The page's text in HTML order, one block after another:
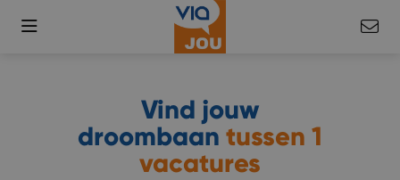
Vind jouw
droombaan tussen 1
vacatures